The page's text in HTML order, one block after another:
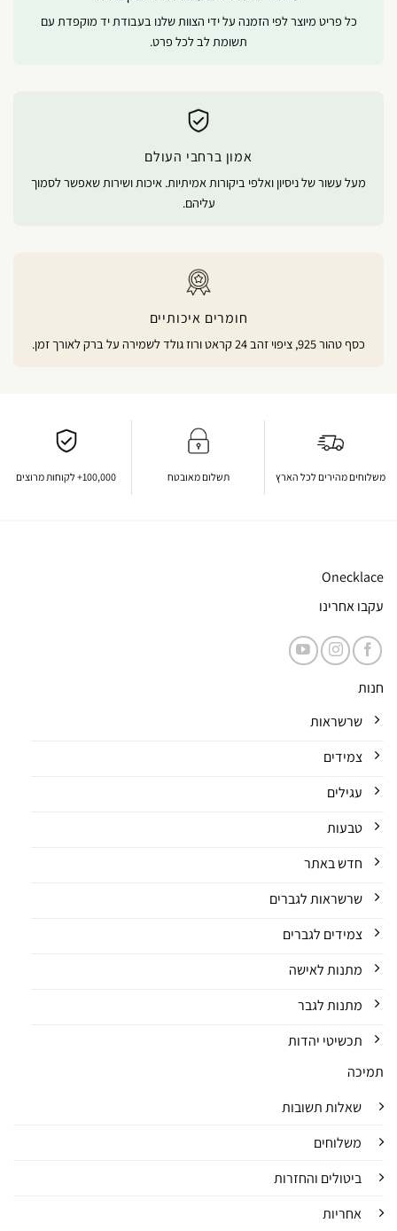
כל פריט מיוצר לפי הזמנה על ידי הצוות שלנו בעבודת יד מוקפדת עם
תשומת לב לכל פרט.
אמון ברחבי העולם
מעל עשור של ניסיון ואלפי ביקורות אמיתיות. איכות ושירות שאפשר לסמוך
עליהם.
חומרים איכותיים
כסף טהור 925, ציפוי זהב 24 קראט ורוז גולד לשמירה על ברק לאורך זמן.
משלוחים מהירים לכל הארץ תשלום מאובטח 100,000+ לקוחות מרוצים
Onecklace
עקבו אחרינו
חנות
שרשראות
צמידים
עגילים
טבעות
חדש באתר
שרשראות לגברים
צמידים לגברים
מתנות לאישה
מתנות לגבר
תכשיטי יהדות
תמיכה
שאלות תשובות
משלוחים
ביטולים והחזרות
אחריות